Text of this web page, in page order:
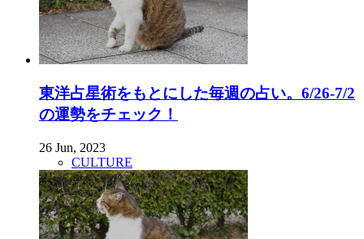
東洋占星術をもとにした毎週の占い。6/26-7/2
の運勢をチェック！
26 Jun, 2023
CULTURE